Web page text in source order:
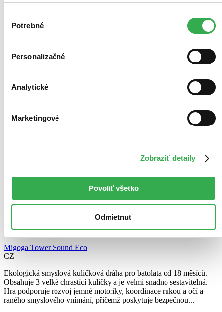
keby sme mohli používať všetky tieto cookies. Ďakujeme!
súhlasu
Potrebné
Personalizačné
Analytické
Marketingové
Zobraziť detaily
Povoliť všetko
Odmietnuť
Migoga Tower Sound Eco
CZ
Ekologická smyslová kuličková dráha pro batolata od 18 měsíců.
Obsahuje 3 velké chrastící kuličky a je velmi snadno sestavitelná.
Hra podporuje rozvoj jemné motoriky, koordinace rukou a očí a
raného smyslového vnímání, přičemž poskytuje bezpečnou...